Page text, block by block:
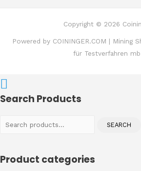
Copyright © 2026
Powered by COININGER.COM | Mining
für Testverfahren
Search Products
SEARCH
Product categories